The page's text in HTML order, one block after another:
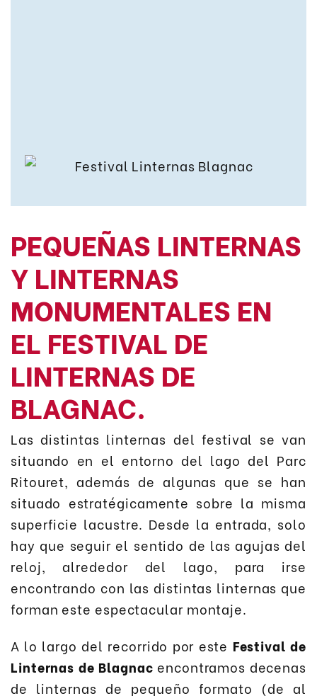
PEQUEÑAS LINTERNAS
Y LINTERNAS
MONUMENTALES EN
EL FESTIVAL DE
LINTERNAS DE
BLAGNAC.
Las distintas linternas del festival se van
situando en el entorno del lago del Parc
Ritouret, además de algunas que se han
situado estratégicamente sobre la misma
superficie lacustre. Desde la entrada, solo
hay que seguir el sentido de las agujas del
reloj, alrededor del lago, para irse
encontrando con las distintas linternas que
forman este espectacular montaje.
A lo largo del recorrido por este Festival de
Linternas de Blagnac encontramos decenas
de linternas de pequeño formato (de al